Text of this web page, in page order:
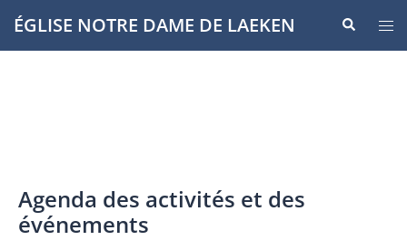
Aller
auÉGLISE NOTRE DAME DE LAEKEN
le
Agenda des activités et des
événements